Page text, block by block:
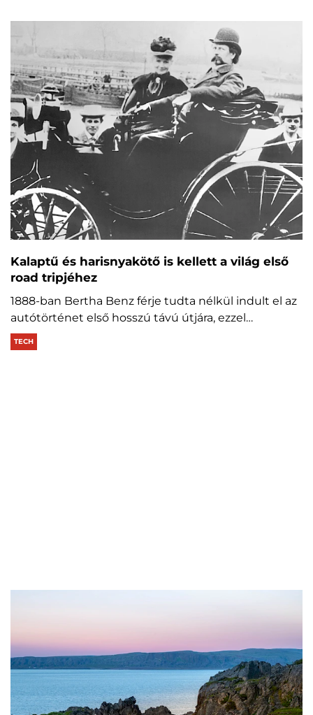
Kalaptű és harisnyakötő is kellett a világ első
road tripjéhez
1888-ban Bertha Benz férje tudta nélkül indult el az
autótörténet első hosszú távú útjára, ezzel…
TECH